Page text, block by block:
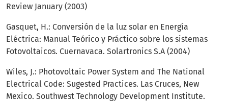
Review January (2003)
Gasquet, H.: Conversión de la luz solar en Energía
Eléctrica: Manual Teórico y Práctico sobre los sistemas
Fotovoltaicos. Cuernavaca. Solartronics S.A (2004)
Wiles, J.: Photovoltaic Power System and The National
Electrical Code: Sugested Practices. Las Cruces, New
Mexico. Southwest Technology Development Institute.